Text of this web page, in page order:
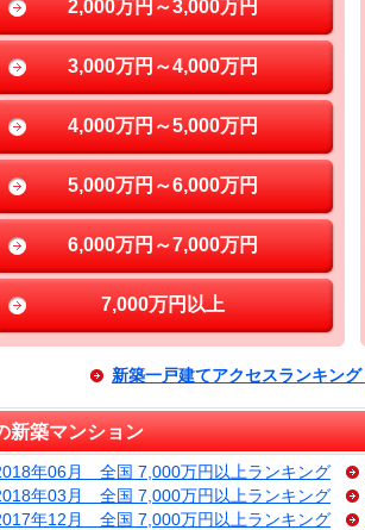
2,000万円～3,000万円
3,000万円～4,000万円
4,000万円～5,000万円
5,000万円～6,000万円
6,000万円～7,000万円
7,000万円以上
新築一戸建てアクセスランキン
新築マンション
年06月 全国 7,000万円以上ランキング
年03月 全国 7,000万円以上ランキング
年12月 全国 7,000万円以上ランキング